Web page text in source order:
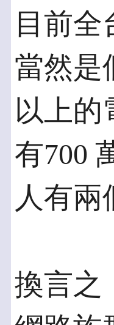
目前
當然是
以上的
有700
人有兩
換言之